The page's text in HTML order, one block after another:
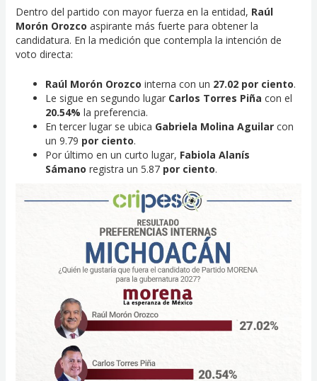
Dentro del partido con mayor fuerza en la entidad, Raúl
Morón Orozco aspirante más fuerte para obtener la
candidatura. En la medición que contempla la intención de
voto directa:
Raúl Morón Orozco interna con un 27.02 por ciento.
Le sigue en segundo lugarCarlos Torres Piña con el
20.54% la preferencia.
En tercer lugar se ubica Gabriela Molina Aguilarcon
un 9.79 por ciento.
Por último en un curto lugar, Fabiola Alanís
Sámano registra un 5.87 por ciento.